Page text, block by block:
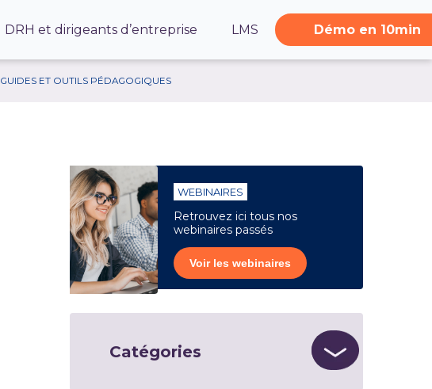
DRH et dirigeants d’entreprise LMS Démo en 10min
GUIDES ET OUTILS PÉDAGOGIQUES
WEBINAIRES
Retrouvez ici tous nos
webinaires passés
Voir les webinaires
Catégories